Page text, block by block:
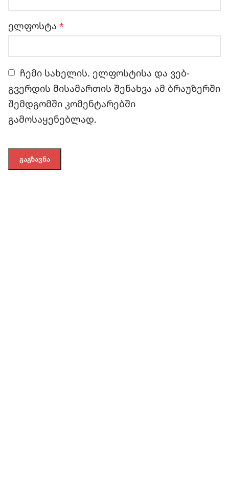
ელფოსტა *
ჩემი სახელის. ელფოსტისა და ვებ-
გვერდის მისამართის შენახვა ამ ბრაუზერში
შემდგომში კომენტარებში
გამოსაყენებლად.